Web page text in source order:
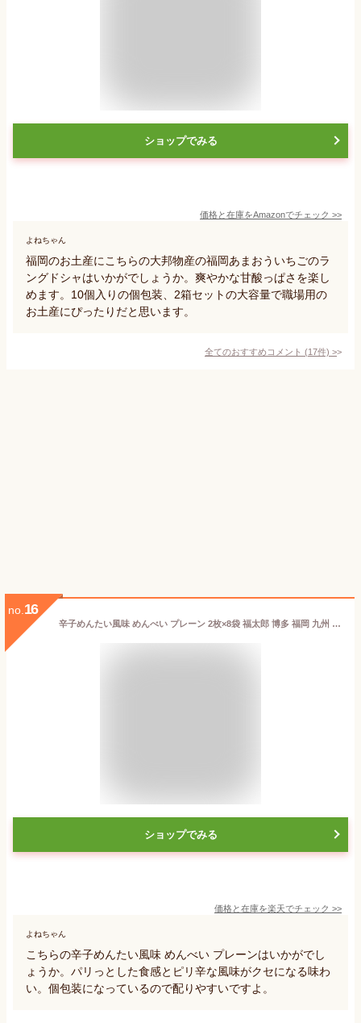
ショップでみる
価格と在庫をAmazonでチェック >>
よねちゃん
福岡のお土産にこちらの大邦物産の福岡あまおういちごのラ
ングドシャはいかがでしょうか。爽やかな甘酸っぱさを楽し
めます。10個入りの個包装、2箱セットの大容量で職場用の
お土産にぴったりだと思います。
全てのおすすめコメント (17件) >
no. 16
辛子めんたい風味 めんべい プレーン 2枚×8袋 福太郎 博多 福岡 九州 お土産 帰省土産 贈り物 博多土産 お菓子 せんべい 和菓子 プレゼント 手土産 お返し プチギフト 贈答 明太子 入学祝い 入園祝い お返し 引っ越し お配り 新生活
ショップでみる
価格と在庫を楽天でチェック >>
よねちゃん
こちらの辛子めんたい風味 めんべい プレーンはいかがでし
ょうか。パリっとした食感とピリ辛な風味がクセになる味わ
い。個包装になっているので配りやすいですよ。